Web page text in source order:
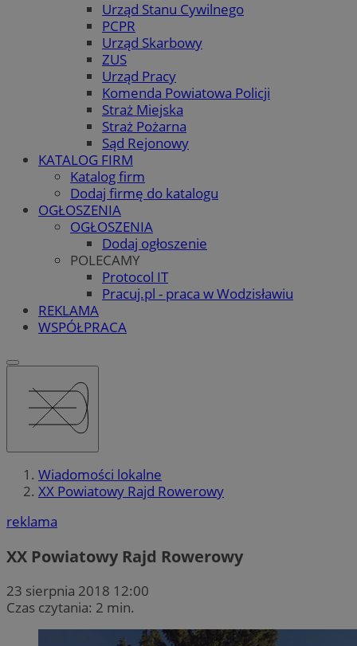
Urząd Stanu Cywilnego
PCPR
Urząd Skarbowy
ZUS
Urząd Pracy
Komenda Powiatowa Policji
Straż Miejska
Straż Pożarna
Sąd Rejonowy
KATALOG FIRM
Katalog firm
Dodaj firmę do katalogu
OGŁOSZENIA
OGŁOSZENIA
Dodaj ogłoszenie
POLECAMY
Protocol IT
Pracuj.pl - praca w Wodzisławiu
REKLAMA
WSPÓŁPRACA
Wiadomości lokalne
XX Powiatowy Rajd Rowerowy
reklama
XX Powiatowy Rajd Rowerowy
23 sierpnia 2018 12:00
Czas czytania: 2 min.